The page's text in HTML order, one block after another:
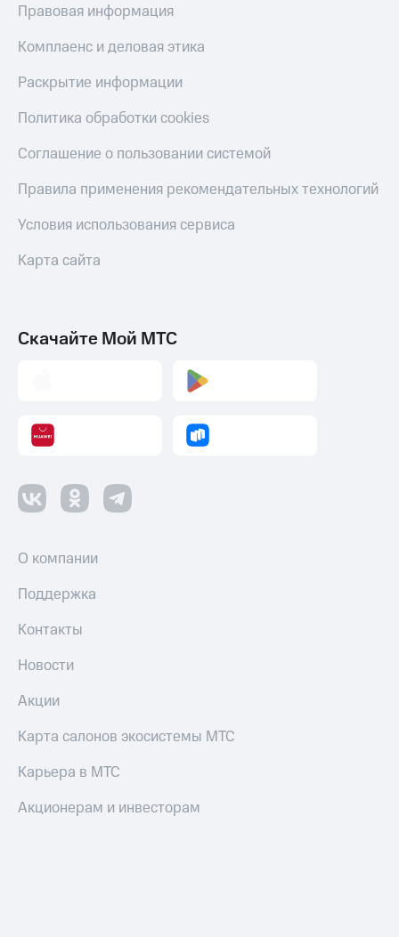
Правовая информация
Комплаенс и деловая этика
Раскрытие информации
Политика обработки cookies
Соглашение о пользовании системой
Правила применения рекомендательных технологий
Условия использования сервиса
Карта сайта
Скачайте Мой МТС
О компании
Поддержка
Контакты
Новости
Акции
Карта салонов экосистемы МТС
Карьера в МТС
Акционерам и инвесторам